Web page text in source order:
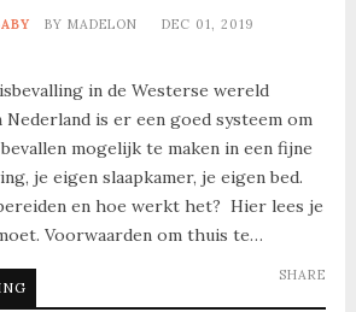
BY MADELON
DEC 01, 2019
in de Westerse wereld
is er een goed systeem om
mogelijk te maken in een fijne
je eigen slaapkamer, je eigen bed.
en hoe werkt het? Hier lees je
Voorwaarden om thuis te…
SHARE